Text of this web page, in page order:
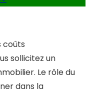
coûts
sollicitez un
Le rôle du
dans la